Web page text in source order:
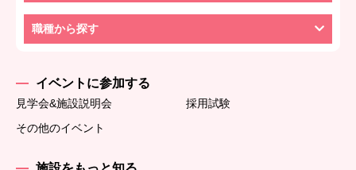
職種から探す
イベントに参加する
見学会&施設説明会
採用試験
その他のイベント